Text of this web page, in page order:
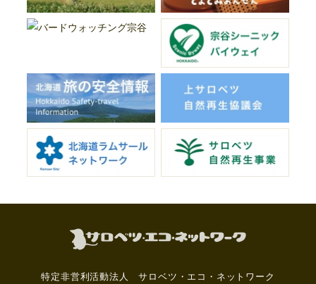
特定非営利活動法人 サロベツ・エコ・ネットワーク